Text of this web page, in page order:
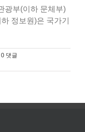
광부(이하 문체부)
정보원)은 국가기
0 댓글